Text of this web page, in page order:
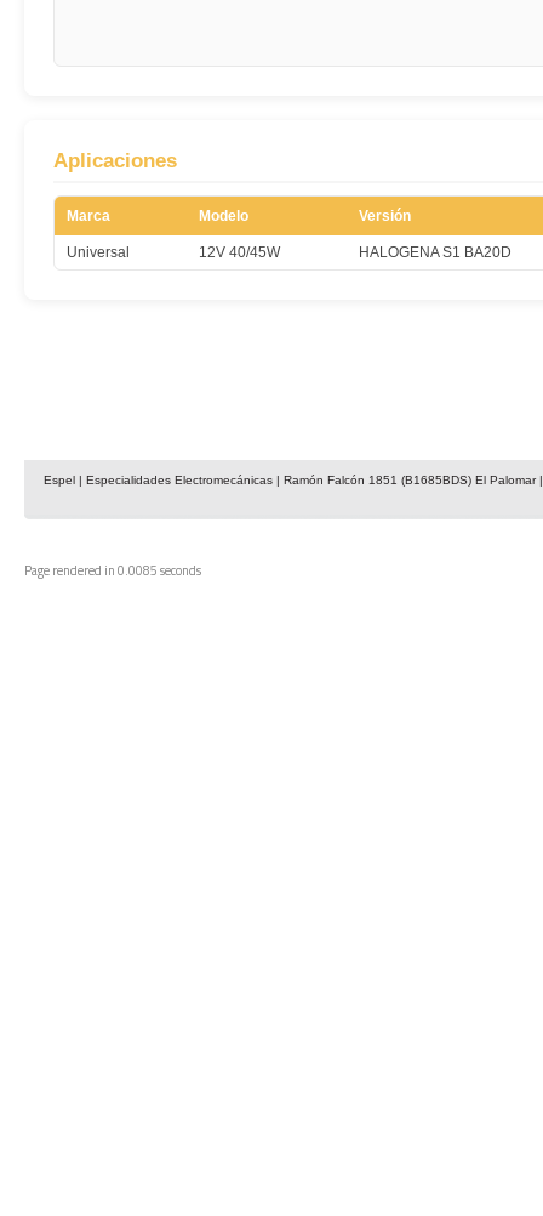
Aplicaciones
Marca Modelo Versión
Universal 12V 40/45W HALOGENA S1 BA20D
Espel | Especialidades Electromecánicas | Ramón Falcón 1851 (B1685BDS) El
Page rendered in 0.0085 seconds